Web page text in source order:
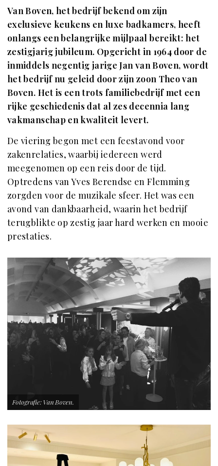
Van Boven, het bedrijf bekend om zijn
exclusieve keukens en luxe badkamers, heeft
onlangs een belangrijke mijlpaal bereikt: het
zestigjarig jubileum. Opgericht in 1964 door de
inmiddels negentig jarige Jan van Boven, wordt
het bedrijf nu geleid door zijn zoon Theo van
Boven. Het is een trots familiebedrijf met een
rijke geschiedenis dat al zes decennia lang
vakmanschap en kwaliteit levert.
De viering begon met een feestavond voor
zakenrelaties, waarbij iedereen werd
meegenomen op een reis door de tijd.
Optredens van Yves Berendse en Flemming
zorgden voor de muzikale sfeer. Het was een
avond van dankbaarheid, waarin het bedrijf
terugblikte op zestig jaar hard werken en mooie
prestaties.
Fotografie: Van Boven.